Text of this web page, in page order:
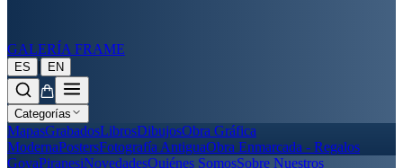
GALERÍA FRAME
ES | EN
Categorías
MapasGrabadosLibrosDibujosObra Gráfica
ModernaPostersFotografía AntiguaObra Enmarcada - Regalos
GoyaPiranesiNovedadesQuiénes SomosSobre Nuestros